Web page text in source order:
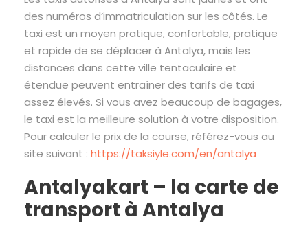
des numéros d’immatriculation sur les côtés. Le
taxi est un moyen pratique, confortable, pratique
et rapide de se déplacer à Antalya, mais les
distances dans cette ville tentaculaire et
étendue peuvent entraîner des tarifs de taxi
assez élevés. Si vous avez beaucoup de bagages,
le taxi est la meilleure solution à votre disposition.
Pour calculer le prix de la course, référez-vous au
site suivant : https://taksiyle.com/en/antalya
Antalyakart – la carte de
transport à Antalya